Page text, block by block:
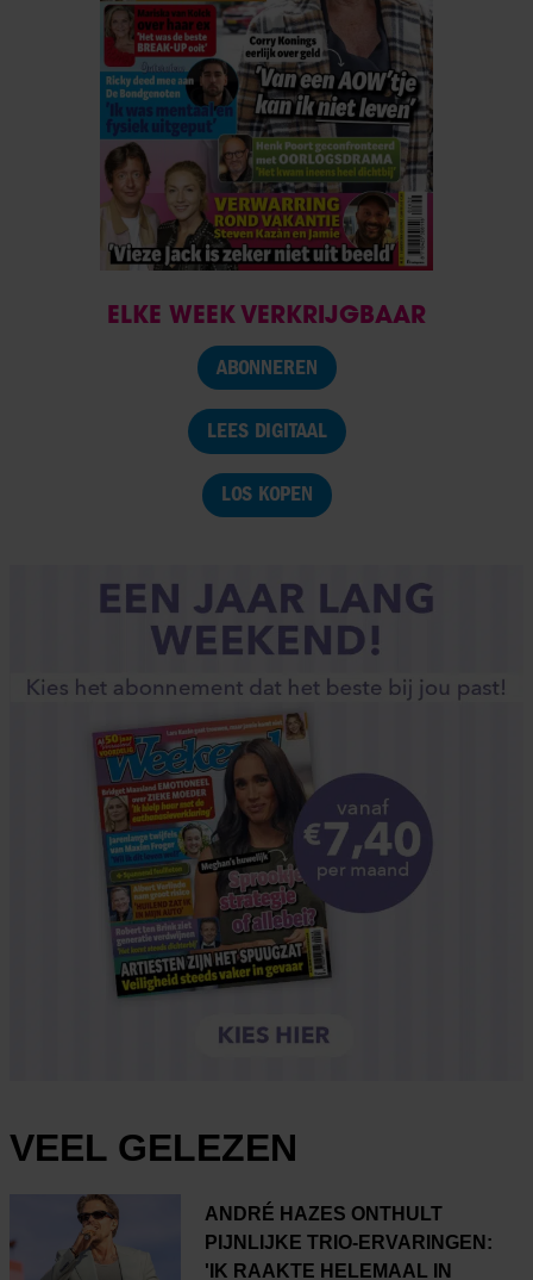
ELKE WEEK VERKRIJGBAAR
ABONNEREN
LEES DIGITAAL
LOS KOPEN